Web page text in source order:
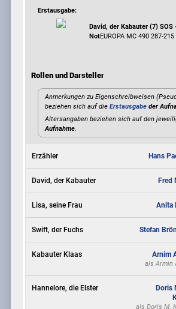
Erstausgabe:
David, der Kabauter (7) SOS
NotEUROPA MC 490 287-
Rollen und Darsteller
Anmerkungen zu Eigenschreibweisen
beziehen sich auf dieErstausgabe der
Altersangaben beziehen sich auf den
Aufnahme
Erzähler Hans
David, der Kabauter Fred
Lisa, seine Frau Anita
Swift, der Fuchs Stefan
Kabauter Klaas Arnim
alsArmin
Hannelore, die Elster
Doris
alsDoris M.